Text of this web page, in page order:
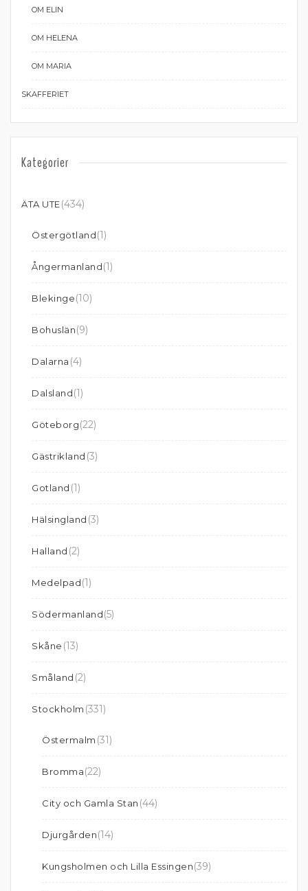
OM ELIN
OM HELENA
OM MARIA
SKAFFERIET
Kategorier
ÄTA UTE(434)
Östergötland(1)
Ångermanland(1)
Blekinge(10)
Bohuslän(9)
Dalarna (4)
Dalsland(1)
Göteborg(22)
Gästrikland (3)
Gotland (1)
Hälsingland (3)
Halland (2)
Medelpad(1)
Södermanland(5)
Skåne (13)
Småland (2)
Stockholm (331)
Östermalm (31)
Bromma(22)
City och Gamla Stan (44)
Djurgården(14)
Kungsholmen och Lilla Essingen(39)